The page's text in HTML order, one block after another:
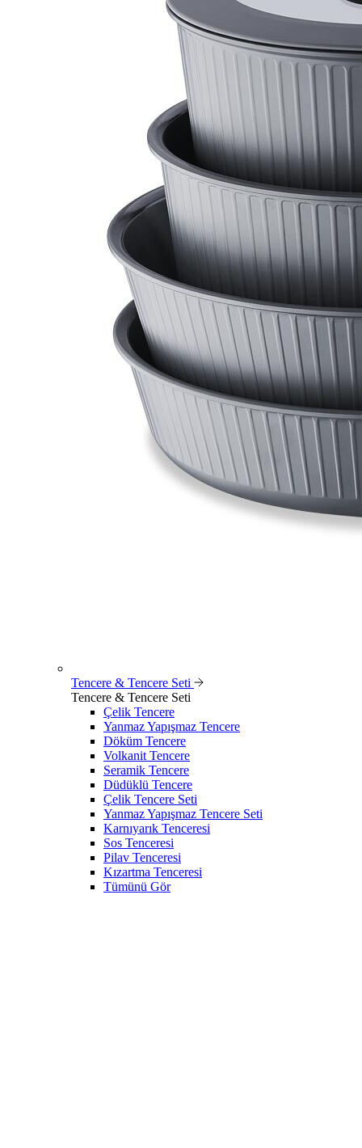
Tencere & Tencere Seti
Tencere & Tencere Seti
Çelik Tencere
Yanmaz Yapışmaz Tencere
Döküm Tencere
Volkanit Tencere
Seramik Tencere
Düdüklü Tencere
Çelik Tencere Seti
Yanmaz Yapışmaz Tencere Seti
Karnıyarık Tenceresi
Sos Tenceresi
Pilav Tenceresi
Kızartma Tenceresi
Tümünü Gör